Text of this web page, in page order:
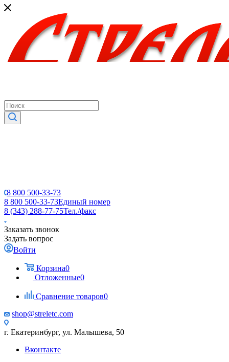
8 800 500-33-73
8 800 500-33-73Единый номер
8 (343) 288-77-75Тел./факс
Заказать звонок
Задать вопрос
Войти
Корзина0
Отложенные0
Сравнение товаров0
shop@streletc.com
г. Екатеринбург, ул. Малышева, 50
Вконтакте